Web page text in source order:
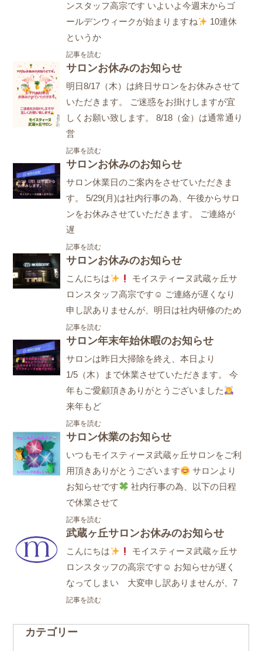
ンスタッフ高宗です いよいよ今週末からゴ
ールデンウィークが始まりますね
10連休
というか
記事を読む
サロンお休みのお知らせ
明日8/17（木）は終日サロンをお休みさせて
いただきます。 ご迷惑をお掛けしますが宜
しくお願い致します。 8/18（金）は通常通り
営
記事を読む
サロンお休みのお知らせ
サロン休業日のご案内をさせていただきま
す。 5/29(月)は社内行事の為、午後からサロ
ンをお休みさせていただきます。 ご連絡が
遅
記事を読む
サロンお休みのお知らせ
こんにちは
モイスティーヌ武蔵ヶ丘サ
ロンスタッフ高宗です☺ ご連絡が遅くなり
申し訳ありませんが、明日は社内研修のため
記事を読む
サロン年末年始休暇のお知らせ
サロンは昨日大掃除を終え、本日より
1/5（木）まで休業させていただきます。 今
年もご愛顧頂きありがとうございました
来年もど
記事を読む
サロン休業のお知らせ
いつもモイスティーヌ武蔵ヶ丘サロンをご利
用頂きありがとうございます
サロンより
お知らせです
社内行事の為、以下の日程
で休業させて
記事を読む
武蔵ヶ丘サロンお休みのお知らせ
こんにちは
モイスティーヌ武蔵ヶ丘サ
ロンスタッフの高宗です☺ お知らせが遅く
なってしまい 大変申し訳ありませんが、7
記事を読む
カテゴリー